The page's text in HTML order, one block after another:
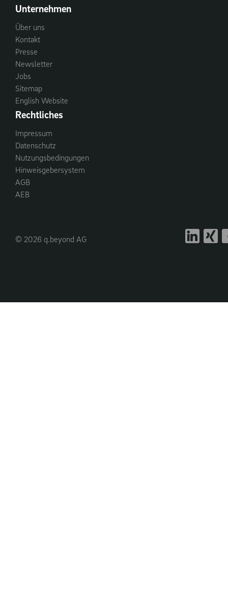
Unternehmen
Über uns
Kontakt
Presse
Newsletter
Jobs
Sitemap
English Website
Rechtliches
Impressum
Datenschutz
Nutzungsbedingungen
Hinweisgebersystem
AGB
AEB
© 2026 q.beyond AG